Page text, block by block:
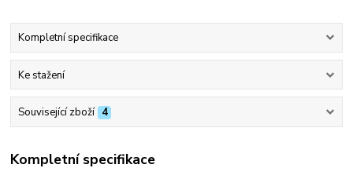
Kompletní specifikace
Ke stažení
Související zboží 4
Kompletní specifikace